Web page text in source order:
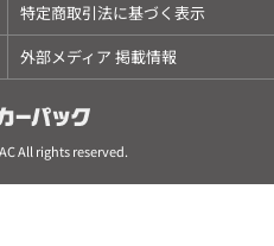
特定商取引法に基づく表示
外部メディア 掲載情報
All rights reserved.